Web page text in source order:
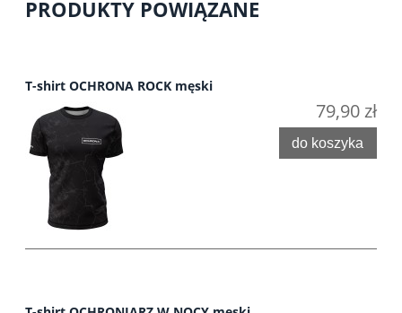
PRODUKTY POWIĄZANE
T-shirt OCHRONA ROCK męski
79,90 zł
do koszyka